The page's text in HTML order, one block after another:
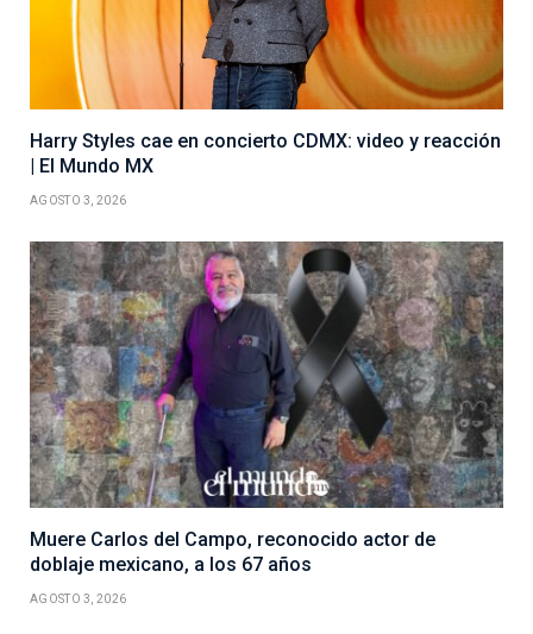
Harry Styles cae en concierto CDMX: video y reacción
| El Mundo MX
AGOSTO 3, 2026
Muere Carlos del Campo, reconocido actor de
doblaje mexicano, a los 67 años
AGOSTO 3, 2026